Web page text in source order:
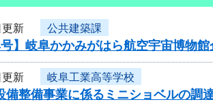
新 公共建築課
号】岐阜かかみがはら航空宇宙博物
新 岐阜工業高等学校
備整備事業に係るミニショベルの調